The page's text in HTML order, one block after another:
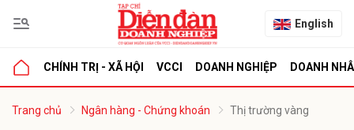
English
CHÍNH TRỊ - XÃ HỘI VCCI DOANH NGHIỆP DOANH
Trang chủ Ngân hàng - Chứng khoán Thị trường vàng
luận